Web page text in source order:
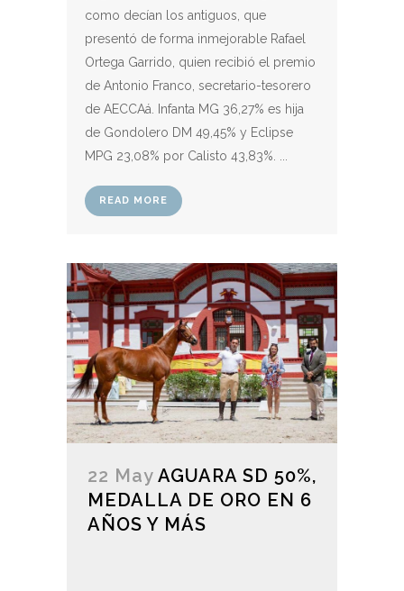
como decían los antiguos, que
presentó de forma inmejorable Rafael
Ortega Garrido, quien recibió el premio
de Antonio Franco, secretario-tesorero
de AECCAá. Infanta MG 36,27% es hija
de Gondolero DM 49,45% y Eclipse
MPG 23,08% por Calisto 43,83%. ...
READ MORE
22 May AGUARA SD 50%,
MEDALLA DE ORO EN 6
AÑOS Y MÁS